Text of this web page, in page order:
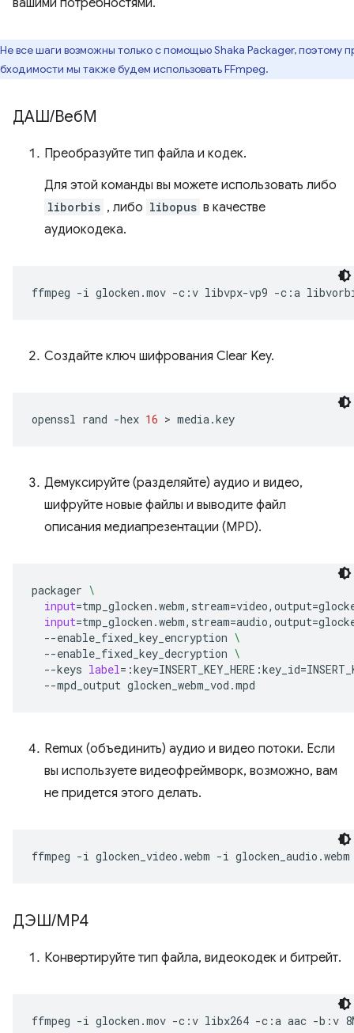
вашими потребностями.
Не все шаги возможны только с помощью Shaka Packager, поэтому
мы также будем использовать FFmpeg.
ДАШ/ВебМ
Преобразуйте тип файла и кодек.
Для этой команды вы можете использовать либо
liborbis , либо libopus в качестве
аудиокодека.
ffmpeg -i glocken.mov -c:v libvpx-vp9 -c:a
Создайте ключ шифрования Clear Key.
openssl rand -hex 16 >
Демуксируйте (разделяйте) аудио и видео,
шифруйте новые файлы и выводите файл
описания медиапрезентации (MPD).
packager \
input=tmp_glocken.webm,stream=video,output=
input=tmp_glocken.webm,stream=audio,output=
--enable_fixed_key_encryption \
--enable_fixed_key_decryption \
--keys label= :key=INSERT_KEY_HERE:key_id=
--mpd_output
Remux (объединить) аудио и видео потоки. Если
вы используете видеофреймворк, возможно, вам
не придется этого делать.
ffmpeg -i glocken_video.webm -i glocken_audio.webm
ДЭШ/MP4
Конвертируйте тип файла, видеокодек и битрейт.
ffmpeg -i glocken.mov -c:v libx264 -c:a aac -b:v